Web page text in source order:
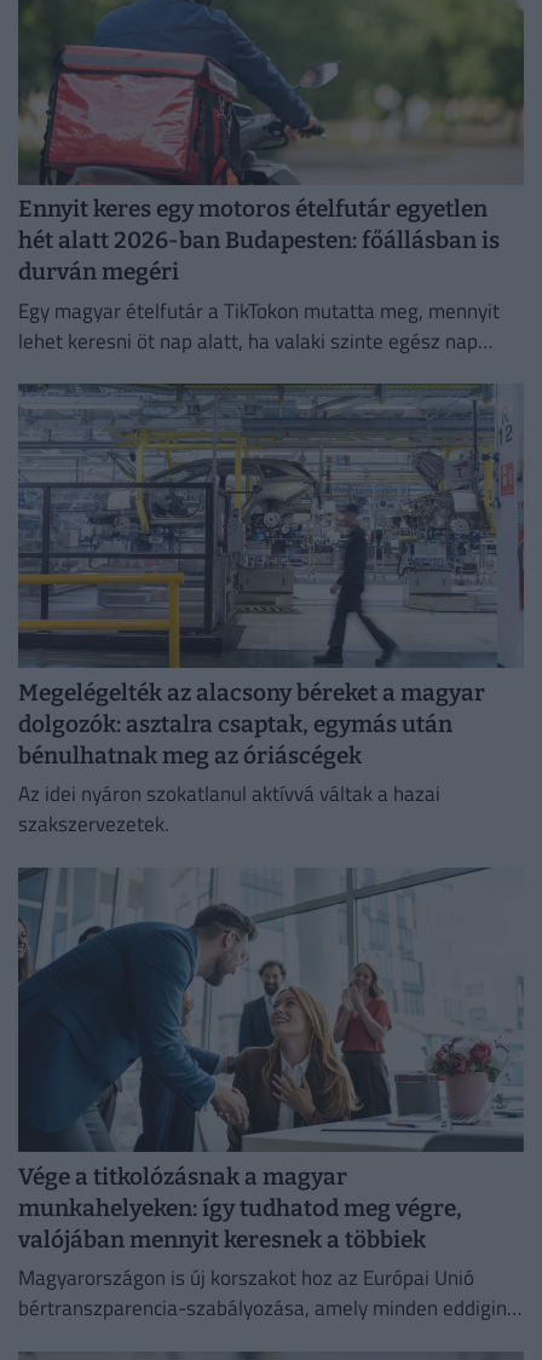
Ennyit keres egy motoros ételfutár egyetlen
hét alatt 2026-ban Budapesten: főállásban is
durván megéri
Egy magyar ételfutár a TikTokon mutatta meg, mennyit
lehet keresni öt nap alatt, ha valaki szinte egész nap
Megelégelték az alacsony béreket a magyar
dolgozók: asztalra csaptak, egymás után
bénulhatnak meg az óriáscégek
Az idei nyáron szokatlanul aktívvá váltak a hazai
szakszervezetek.
Vége a titkolózásnak a magyar
munkahelyeken: így tudhatod meg végre,
valójában mennyit keresnek a többiek
Magyarországon is új korszakot hoz az Európai Unió
bértranszparencia-szabályozása, amely minden eddiginél